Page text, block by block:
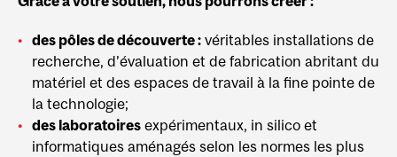
des pôles de découverte : véritables installations de
recherche, d’évaluation et de fabrication abritant du
matériel et des espaces de travail à la fine pointe de
la technologie;
des laboratoires expérimentaux, in silico et
informatiques aménagés selon les normes les plus